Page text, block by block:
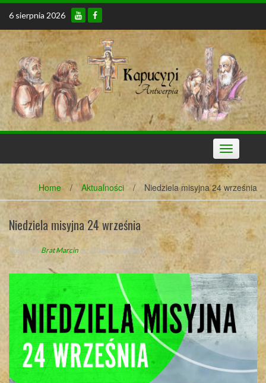
Skip
content
6 sierpnia 2026
Toggle
navigation
Home / Aktualności / Niedziela misyjna 24 września
Niedziela misyjna 24 września
Posted ByBrat Marcin on 20 września 2023